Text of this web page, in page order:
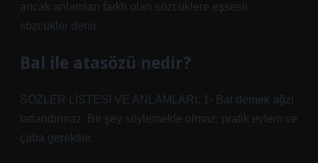
ancak anlamları farklı olan sözcüklere eşsesli
sözcükler denir.
Bal ile atasözü nedir?
SÖZLER LİSTESİ VE ANLAMLARI: 1- Bal demek ağzı
tatlandırmaz. Bir şey söylemekle olmaz; pratik eylem ve
çaba gerektirir.